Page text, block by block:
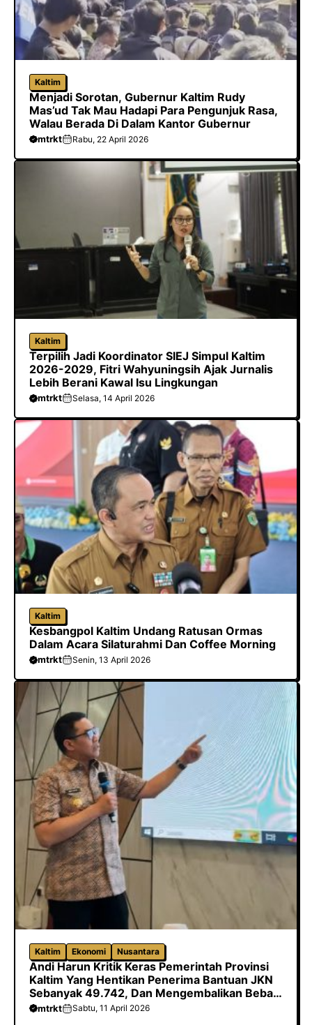
Kaltim
Menjadi Sorotan, Gubernur Kaltim Rudy
Mas’ud Tak Mau Hadapi Para Pengunjuk Rasa,
Walau Berada Di Dalam Kantor Gubernur
mtrkt Rabu, 22 April 2026
Kaltim
Terpilih Jadi Koordinator SIEJ Simpul Kaltim
2026-2029, Fitri Wahyuningsih Ajak Jurnalis
Lebih Berani Kawal Isu Lingkungan
mtrkt Selasa, 14 April 2026
Kaltim
Kesbangpol Kaltim Undang Ratusan Ormas
Dalam Acara Silaturahmi Dan Coffee Morning
mtrkt Senin, 13 April 2026
Kaltim Ekonomi Nusantara
Andi Harun Kritik Keras Pemerintah Provinsi
Kaltim Yang Hentikan Penerima Bantuan JKN
Sebanyak 49.742, Dan Mengembalikan Beban
Biaya Ke Kabupaten/Kota
mtrkt Sabtu, 11 April 2026